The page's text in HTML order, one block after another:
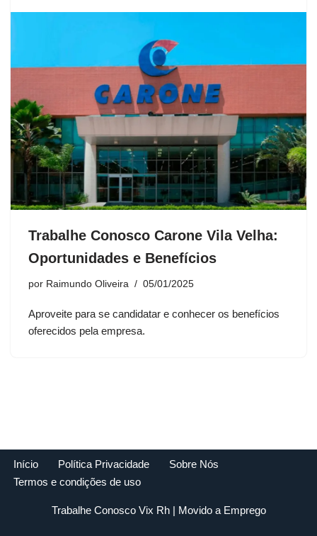
Trabalhe Conosco Carone Vila Velha:
Oportunidades e Benefícios
por Raimundo Oliveira 05/01/2025
Aproveite para se candidatar e conhecer os benefícios
oferecidos pela empresa.
Início Política Privacidade
Sobre Nós
Termos e condições de uso
Trabalhe Conosco Vix Rh| Movido a Emprego